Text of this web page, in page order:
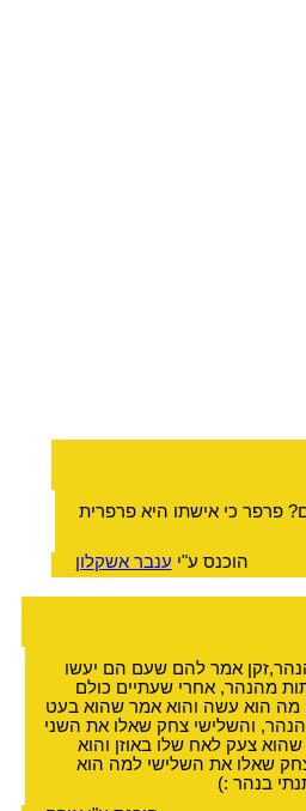
פרפר כי אישתו היא פרפרית
הוכנס ע"י ענבר אשקלון
אמר להם שעם הם יעשו
מהנהר, אחרי שעתיים כולם
חזרו, הזקן שאל את ה-1 מה הוא עשה והוא אמר שהוא בעט
והשלישי צחק שאלו את השני
צעק לאח שלו באוזן והוא
שאלו את השלישי למה הוא
בנהר :)